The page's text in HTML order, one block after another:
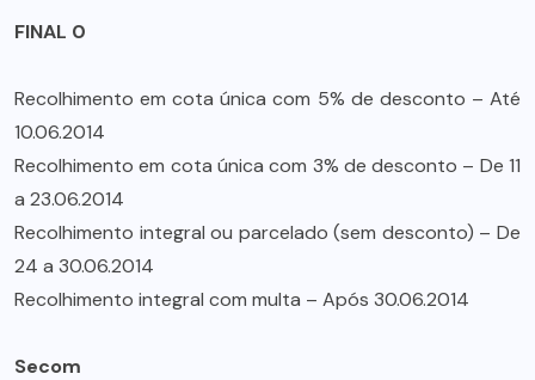
FINAL 0
Recolhimento em cota única com 5% de desconto – Até
10.06.2014
Recolhimento em cota única com 3% de desconto – De 11
a 23.06.2014
Recolhimento integral ou parcelado (sem desconto) – De
24 a 30.06.2014
Recolhimento integral com multa – Após 30.06.2014
Secom